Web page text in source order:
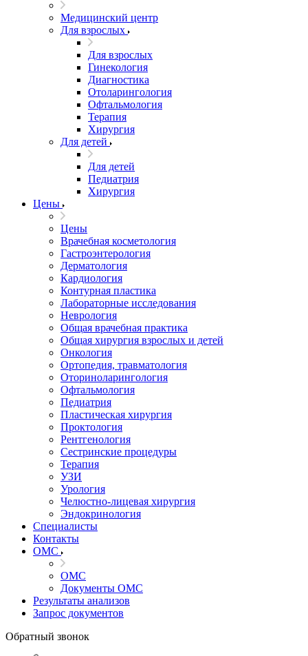
Медицинский центр
Для взрослых
Для взрослых
Гинекология
Диагностика
Отоларингология
Офтальмология
Терапия
Хирургия
Для детей
Для детей
Педиатрия
Хирургия
Цены
Цены
Врачебная косметология
Гастроэнтерология
Дерматология
Кардиология
Контурная пластика
Лабораторные исследования
Неврология
Общая врачебная практика
Общая хирургия взрослых и детей
Онкология
Ортопедия, травматология
Оториноларингология
Офтальмология
Педиатрия
Пластическая хирургия
Проктология
Рентгенология
Сестринские процедуры
Терапия
УЗИ
Урология
Челюстно-лицевая хирургия
Эндокринология
Специалисты
Контакты
ОМС
ОМС
Документы ОМС
Результаты анализов
Запрос документов
Обратный звонок